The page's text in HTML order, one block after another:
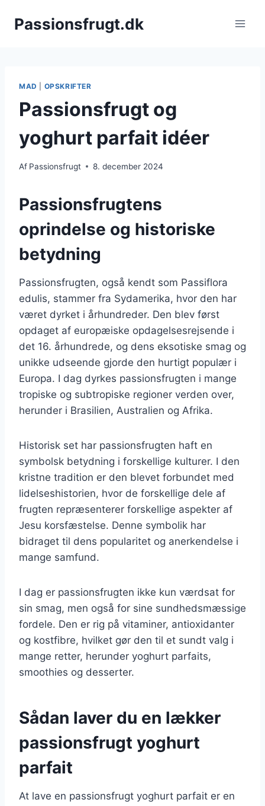
Passionsfrugt.dk
MAD OPSKRIFTER
Passionsfrugt og
yoghurt parfait idéer
Af Passionsfrugt 8. december 2024
Passionsfrugtens
oprindelse og historiske
betydning
Passionsfrugten, også kendt som Passiflora
edulis, stammer fra Sydamerika, hvor den har
været dyrket i århundreder. Den blev først
opdaget af europæiske opdagelsesrejsende i
det 16. århundrede, og dens eksotiske smag og
unikke udseende gjorde den hurtigt populær i
Europa. I dag dyrkes passionsfrugten i mange
tropiske og subtropiske regioner verden over,
herunder i Brasilien, Australien og Afrika.
Historisk set har passionsfrugten haft en
symbolsk betydning i forskellige kulturer. I den
kristne tradition er den blevet forbundet med
lidelseshistorien, hvor de forskellige dele af
frugten repræsenterer forskellige aspekter af
Jesu korsfæstelse. Denne symbolik har
bidraget til dens popularitet og anerkendelse i
mange samfund.
I dag er passionsfrugten ikke kun værdsat for
sin smag, men også for sine sundhedsmæssige
fordele. Den er rig på vitaminer, antioxidanter
og kostfibre, hvilket gør den til et sundt valg i
mange retter, herunder yoghurt parfaits,
smoothies og desserter.
Sådan laver du en lækker
passionsfrugt yoghurt
parfait
At lave en passionsfrugt yoghurt parfait er en